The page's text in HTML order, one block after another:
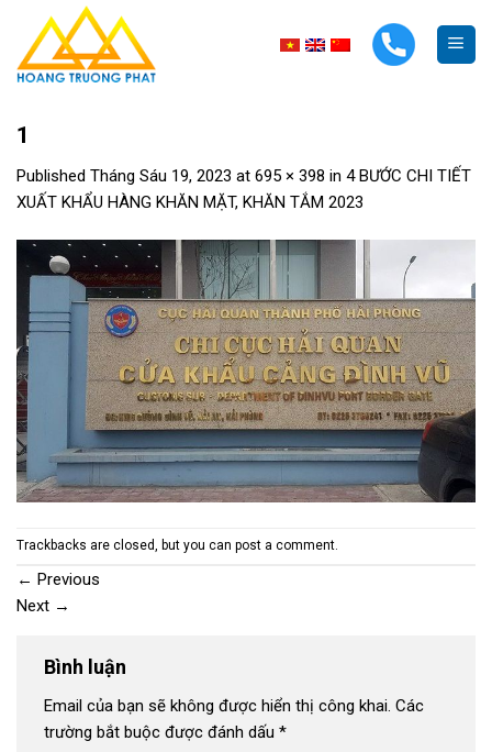
content
1
Published Tháng Sáu 19, 2023 at 695 × 398 in 4 BƯỚC CHI TIẾT
XUẤT KHẨU HÀNG KHĂN MẶT, KHĂN TẮM 2023
Trackbacks are closed, but you can post a comment.
← Previous
Next →
Bình luận
Email của bạn sẽ không được hiển thị công khai. Các
trường bắt buộc được đánh dấu *